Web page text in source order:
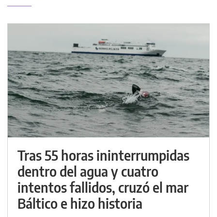
Tras 55 horas ininterrumpidas
dentro del agua y cuatro
intentos fallidos, cruzó el mar
Báltico e hizo historia